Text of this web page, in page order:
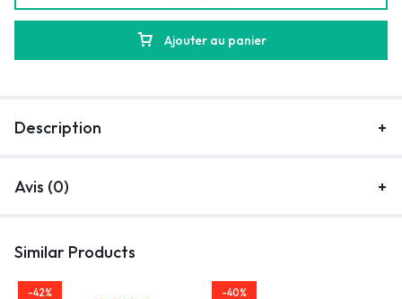
Ajouter au panier
Description
Avis (0)
Similar Products
-42% -40%